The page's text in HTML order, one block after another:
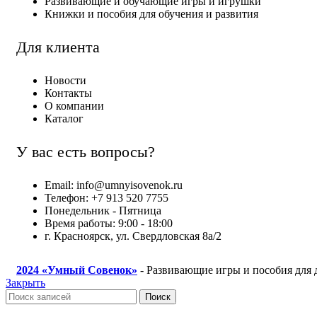
Книжки и пособия для обучения и развития
Для клиента
Новости
Контакты
О компании
Каталог
У вас есть вопросы?
Email: info@umnyisovenok.ru
Телефон: +7 913 520 7755
Понедельник - Пятница
Время работы: 9:00 - 18:00
г. Красноярск, ул. Свердловская 8а/2
2024 «Умный Совенок» - Развивающие игры и пособия для
Закрыть
Поиск